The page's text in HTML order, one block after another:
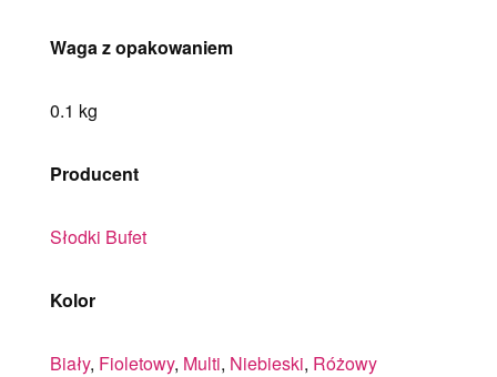
Waga z opakowaniem
0.1 kg
Producent
Słodki Bufet
Kolor
Biały, Fioletowy, Multi, Niebieski, Różowy